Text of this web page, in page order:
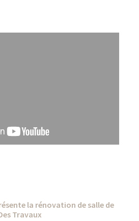
la rénovation de salle de
Travaux